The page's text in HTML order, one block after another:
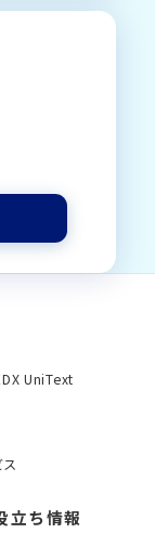
UniText
立ち情報